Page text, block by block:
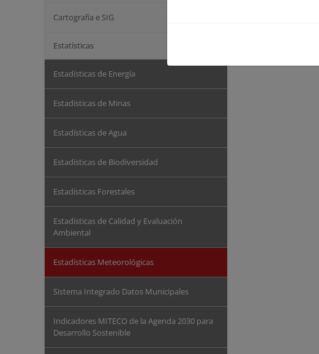
Cartografía e SIG
Estatísticas
Estadísticas de Energía
Estadísticas de Minas
Estadísticas de Agua
Estadísticas de Biodiversidad
Estadísticas Forestales
Estadísticas de Calidad y Evaluación
Ambiental
Estadísticas Meteorológicas
Sistema Integrado Datos Municipales
Indicadores MITECO de la Agenda 2030 para
Desarrollo Sostenible